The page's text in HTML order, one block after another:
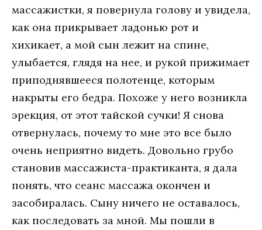
массажистки, я повернула голову и увидела,
как она прикрывает ладонью рот и
хихикает, а мой сын лежит на спине,
улыбается, глядя на нее, и рукой прижимает
приподнявшееся полотенце, которым
накрыты его бедра. Похоже у него возникла
эрекция, от этот тайской сучки! Я снова
отвернулась, почему то мне это все было
очень неприятно видеть. Довольно грубо
становив массажиста-практиканта, я дала
понять, что сеанс массажа окончен и
засобиралась. Сыну ничего не оставалось,
как последовать за мной. Мы пошли в